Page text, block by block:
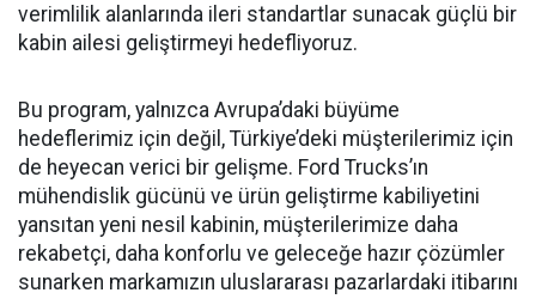
verimlilik alanlarında ileri standartlar sunacak güçlü bir
kabin ailesi geliştirmeyi hedefliyoruz.
Bu program, yalnızca Avrupa’daki büyüme
hedeflerimiz için değil, Türkiye’deki müşterilerimiz için
de heyecan verici bir gelişme. Ford Trucks’ın
mühendislik gücünü ve ürün geliştirme kabiliyetini
yansıtan yeni nesil kabinin, müşterilerimize daha
rekabetçi, daha konforlu ve geleceğe hazır çözümler
sunarken markamızın uluslararası pazarlardaki itibarını